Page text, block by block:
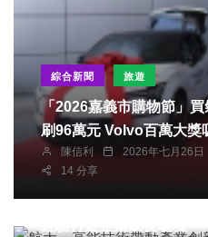
綜合新聞 旅遊
「2026嘉義市購物節」
刷96萬元 Volvo百
陳信利 2026年七月26日
14 分享
社會
航太、高能技術帶動產業